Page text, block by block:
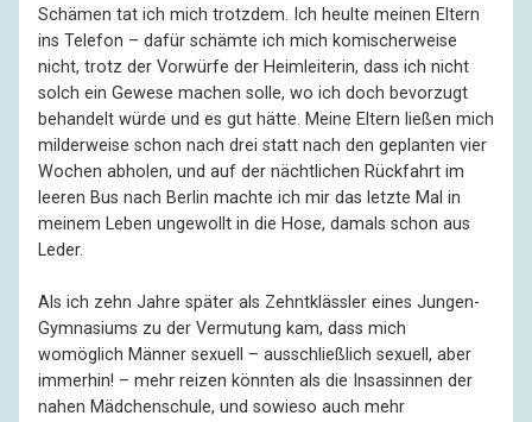
Schämen tat ich mich trotzdem. Ich heulte meinen Eltern
ins Telefon – dafür schämte ich mich komischerweise
nicht, trotz der Vorwürfe der Heimleiterin, dass ich nicht
solch ein Gewese machen solle, wo ich doch bevorzugt
behandelt würde und es gut hätte. Meine Eltern ließen mich
milderweise schon nach drei statt nach den geplanten vier
Wochen abholen, und auf der nächtlichen Rückfahrt im
leeren Bus nach Berlin machte ich mir das letzte Mal in
meinem Leben ungewollt in die Hose, damals schon aus
Leder.
Als ich zehn Jahre später als Zehntklässler eines Jungen-
Gymnasiums zu der Vermutung kam, dass mich
womöglich Männer sexuell – ausschließlich sexuell, aber
immerhin! – mehr reizen könnten als die Insassinnen der
nahen Mädchenschule, und sowieso auch mehr